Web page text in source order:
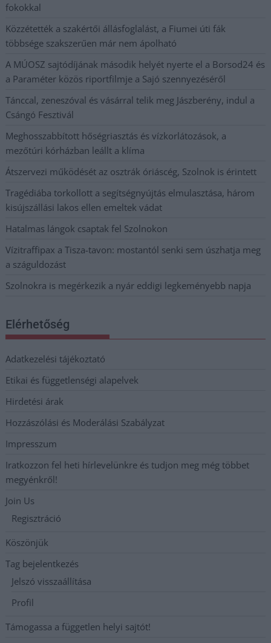
fokokkal
Közzétették a szakértői állásfoglalást, a Fiumei úti fák
többsége szakszerűen már nem ápolható
A MÚOSZ sajtódíjának második helyét nyerte el a Borsod24 és
a Paraméter közös riportfilmje a Sajó szennyezéséről
Tánccal, zeneszóval és vásárral telik meg Jászberény, indul a
Csángó Fesztivál
Meghosszabbított hőségriasztás és vízkorlátozások, a
mezőtúri kórházban leállt a klíma
Átszervezi működését az osztrák óriáscég, Szolnok is érintett
Tragédiába torkollott a segítségnyújtás elmulasztása, három
kisújszállási lakos ellen emeltek vádat
Hatalmas lángok csaptak fel Szolnokon
Vízitraffipax a Tisza-tavon: mostantól senki sem úszhatja meg
a száguldozást
Szolnokra is megérkezik a nyár eddigi legkeményebb napja
Elérhetőség
Adatkezelési tájékoztató
Etikai és függetlenségi alapelvek
Hirdetési árak
Hozzászólási és Moderálási Szabályzat
Impresszum
Iratkozzon fel heti hírlevelünkre és tudjon meg még többet
megyénkről!
Join Us
Regisztráció
Köszönjük
Tag bejelentkezés
Jelszó visszaállítása
Profil
Támogassa a független helyi sajtót!